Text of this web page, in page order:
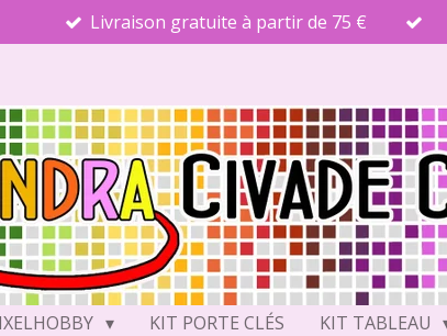
Livraison gratuite à partir de 75 €
KIT PORTE CLÉS KIT TABLEAU